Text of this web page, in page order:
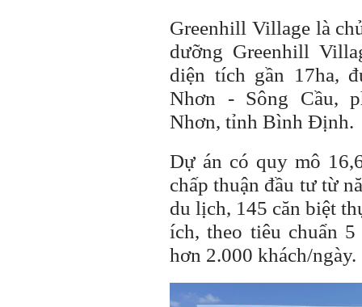
Greenhill Village là
dưỡng Greenhill
diện tích gần 17ha,
Nhơn - Sông Cầu,
Nhơn, tỉnh Bình Định.
Dự án có quy mô
chấp thuận đầu tư từ
du lịch, 145 căn biệt
ích, theo tiêu chuẩn
hơn 2.000 khách/ngày.